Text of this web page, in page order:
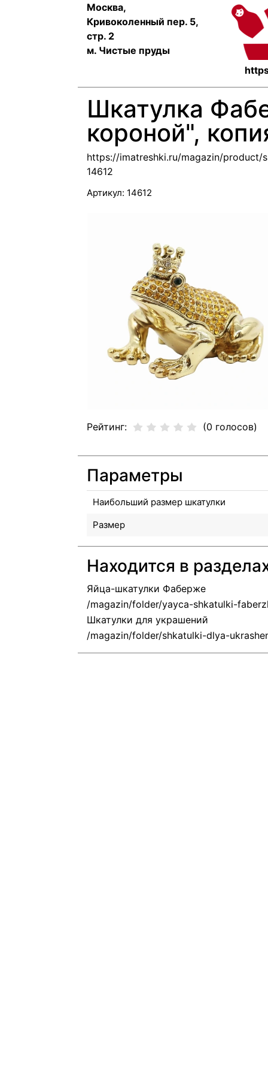
Москва,
Кривоколенный пер. 5,
стр. 2
м. Чистые пруды
Шкатулка
короной",
https://imatreshki.ru/magazin/
14612
Артикул: 14612
Рейтинг: (0 голосов)
Параметры
Наибольший размер шкатулки
Размер
Находится в
Яйца-шкатулки Фаберже
Шкатулки для украшений